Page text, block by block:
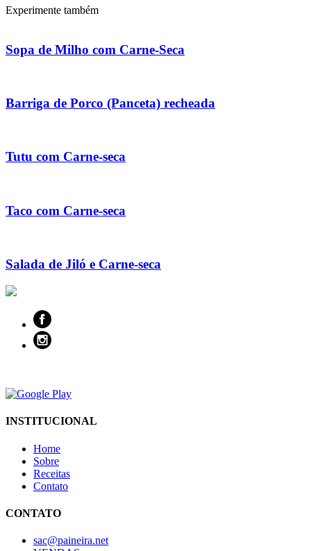
Experimente também
Sopa de Milho com Carne-Seca
Barriga de Porco (Panceta) recheada
Tutu com Carne-seca
Taco com Carne-seca
Salada de Jiló e Carne-seca
INSTITUCIONAL
Home
Sobre
Receitas
Contato
CONTATO
sac@paineira.net